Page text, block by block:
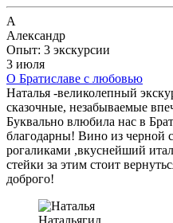
А
Александр
Опыт: 3 экскурсии
3 июля
О Братиславе с любовью
Наталья -великолепный
сказочные, незабываемые
Буквально влюбила нас в
благодарны! Вино из черной
рогаликами ,вкуснейший
стейки за этим стоит
доброго!
Натальягид